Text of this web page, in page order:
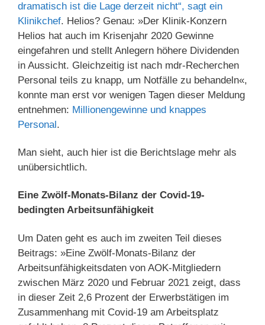
dramatisch ist die Lage derzeit nicht“, sagt ein
Klinikchef. Helios? Genau: »Der Klinik-Konzern
Helios hat auch im Krisenjahr 2020 Gewinne
eingefahren und stellt Anlegern höhere Dividenden
in Aussicht. Gleichzeitig ist nach mdr-Recherchen
Personal teils zu knapp, um Notfälle zu behandeln«,
konnte man erst vor wenigen Tagen dieser Meldung
entnehmen: Millionengewinne und knappes
Personal .
Man sieht, auch hier ist die Berichtslage mehr als
unübersichtlich.
Eine Zwölf-Monats-Bilanz der Covid-19-
bedingten Arbeitsunfähigkeit
Um Daten geht es auch im zweiten Teil dieses
Beitrags: »Eine Zwölf-Monats-Bilanz der
Arbeitsunfähigkeitsdaten von AOK-Mitgliedern
zwischen März 2020 und Februar 2021 zeigt, dass
in dieser Zeit 2,6 Prozent der Erwerbstätigen im
Zusammenhang mit Covid-19 am Arbeitsplatz